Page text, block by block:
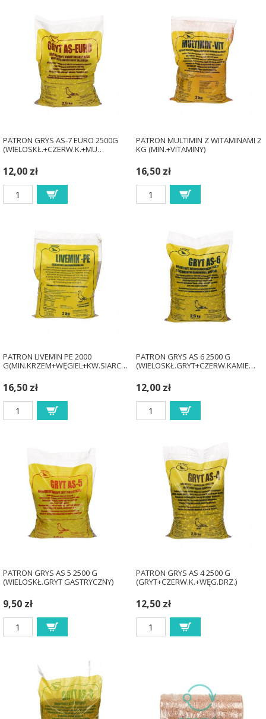
PATRON GRYS AS-7 EURO 2500G
(WIELOSKŁ.+CZERW.K.+MU…
12,00 zł
PATRON MULTIMIN Z WITAMINAMI 2
KG (MIN.+VITAMINY)
16,50 zł
PATRON LIVEMIN PE 2000
G(MIN.KRZEM+WĘGIEL+KW.SIARC…
16,50 zł
PATRON GRYS AS 6 2500 G
(WIELOSKŁ.GRYT+CZERW.KAMIE…
12,00 zł
PATRON GRYS AS 5 2500 G
(WIELOSKŁ.GRYT GASTRYCZNY)
9,50 zł
PATRON GRYS AS 4 2500 G
(GRYT+CZERW.K.+WĘG.DRZ.)
12,50 zł